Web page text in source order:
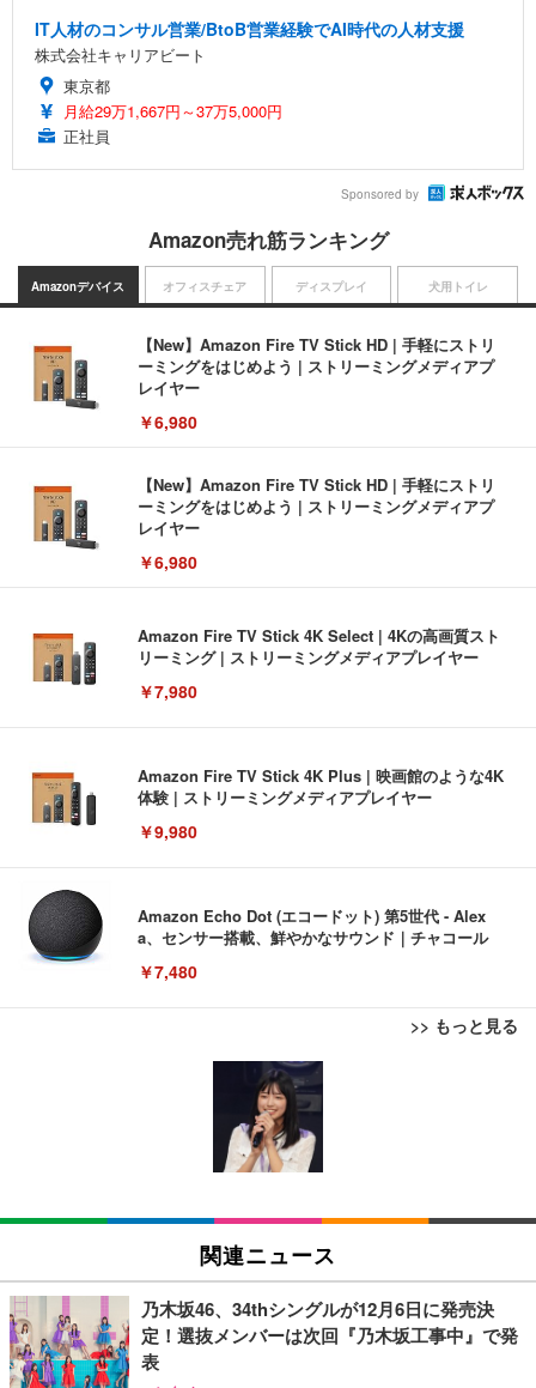
IT人材のコンサル営業/BtoB営業経験でAI時代の人材支援
株式会社キャリアビート
東京都
月給29万1,667円～37万5,000円
正社員
Sponsored by
Amazon売れ筋ランキング
Amazonデバイス
【New】Amazon Fire TV Stick HD | 手軽にストリ
ーミングをはじめよう | ストリーミングメディアプ
レイヤー
￥6,980
【New】Amazon Fire TV Stick HD | 手軽にストリ
ーミングをはじめよう | ストリーミングメディアプ
レイヤー
￥6,980
Amazon Fire TV Stick 4K Select | 4Kの高画質スト
リーミング | ストリーミングメディアプレイヤー
￥7,980
Amazon Fire TV Stick 4K Plus | 映画館のような4K
体験 | ストリーミングメディアプレイヤー
￥9,980
Amazon Echo Dot (エコードット) 第5世代 - Alex
a、センサー搭載、鮮やかなサウンド｜チャコール
￥7,480
>> もっと見る
オフィスチェア
[EdoErgo] オフィスチェア 椅子 テレワーク 疲れな
い 跳ね上げ式アームレスト コンパクト 約105度ロッ
キング pc 事務椅子 360度回転 座面昇降 強化ナイロ
ン樹脂ベース 通気性メッシュ 在宅ワーク H-WY01
(黒網+黒枠+黒足)
SIHOO B100 オフィスチェア／デスクチェア メッシ
ュチェア 人間工学 疲れない ブラック
￥27,999
Sezlife オフィスチェア デスクチェア 疲れない テレ
ワーク チェア 強化バックレスト 30度ロッキング機
ディスプレイ
EIZO ビジネス向けプレミアムモニター | FlexScan
EV3240X-WT | 31.5型4K UHD・USB Type-C・ホワ
EIZO ビジネス向けプレミアムモニター | FlexScan
￥109,572
【純正品】27"ゲーミングモニター DualSense 充電
犬用トイレ
Amazonベーシック ペットシーツ 薄型 レギュラー 1
回使い捨て 無香料 ホワイト 300枚
Amazonベーシック ペットシーツ 厚型 ワイド 42枚
x2袋(84枚) ホワイト(吸収面:ライトブルー)
￥3,234
ネオ・ルーライフ ネオ・オムツ L 中型犬用 26枚入
関連ニュース
乃木坂46、34thシングルが12月6日に発売決
定！選抜メンバーは次回『乃木坂工事中』で発
表